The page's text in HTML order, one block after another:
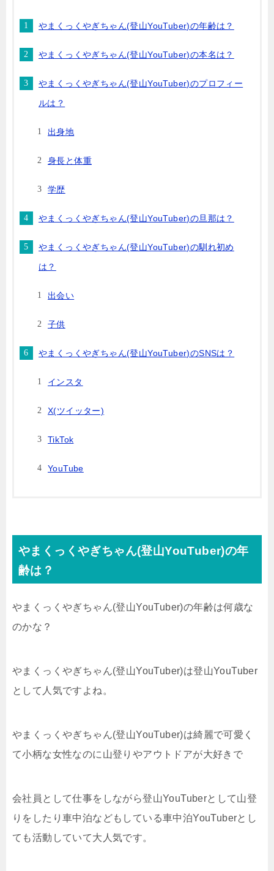
やまくっくやぎちゃん(登山YouTuber)の年齢は？
やまくっくやぎちゃん(登山YouTuber)の本名は？
やまくっくやぎちゃん(登山YouTuber)のプロフィー
ルは？
出身地
身長と体重
学歴
やまくっくやぎちゃん(登山YouTuber)の旦那は？
やまくっくやぎちゃん(登山YouTuber)の馴れ初め
は？
出会い
子供
やまくっくやぎちゃん(登山YouTuber)のSNSは？
インスタ
X(ツイッター)
TikTok
YouTube
やまくっくやぎちゃん(登山YouTuber)の年
齢は？
やまくっくやぎちゃん(登山YouTuber)の年齢は何歳な
のかな？
やまくっくやぎちゃん(登山YouTuber)は登山YouTuber
として人気ですよね。
やまくっくやぎちゃん(登山YouTuber)は綺麗で可愛く
て小柄な女性なのに山登りやアウトドアが大好きで
会社員として仕事をしながら登山YouTuberとして山登
りをしたり車中泊などもしている車中泊YouTuberとし
ても活動していて大人気です。